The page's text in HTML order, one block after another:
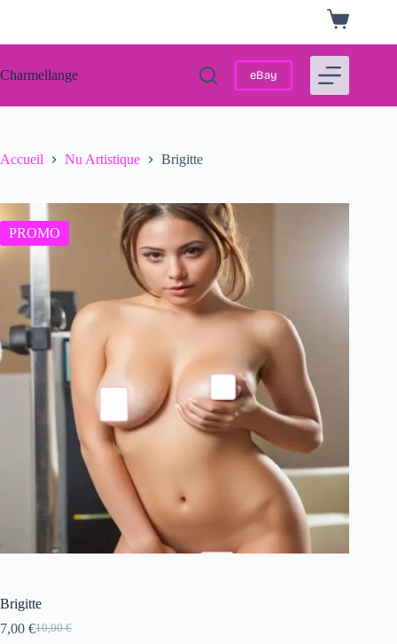
Panier
d’achat
Charmellange eBay
Accueil Nu Artistique Brigitte
PROMO
Brigitte
10,00€
Le
7,00 €Le